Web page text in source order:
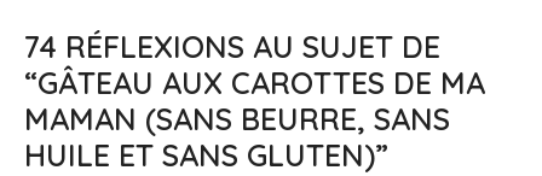
74 RÉFLEXIONS AU SUJET DE
“GÂTEAU AUX CAROTTES DE MA
MAMAN (SANS BEURRE, SANS
HUILE ET SANS GLUTEN)”